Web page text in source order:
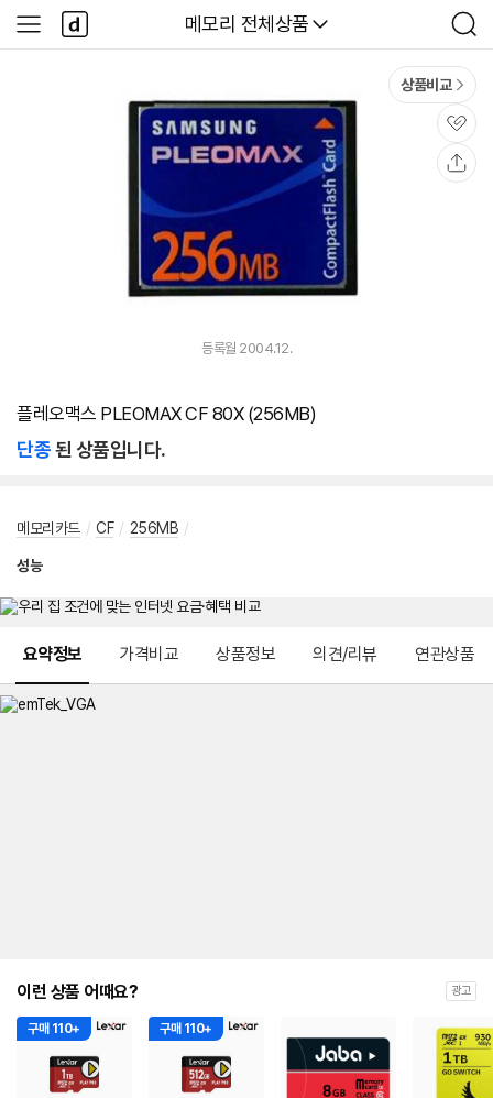
다나와
메모리 전체상품
검
색
사
이
다
나
와
상품비교
관
심
등록월 2004.12.
플레오맥스 PLEOMAX CF 80X (256MB)
단종된 상품입니다.
메모리카드 / CF / 256MB /
성능
요약정보 가격비교 상품정보 의견/리뷰 연관상품
이런 상품 어때요? 광고
구매 110+ 구매 110+